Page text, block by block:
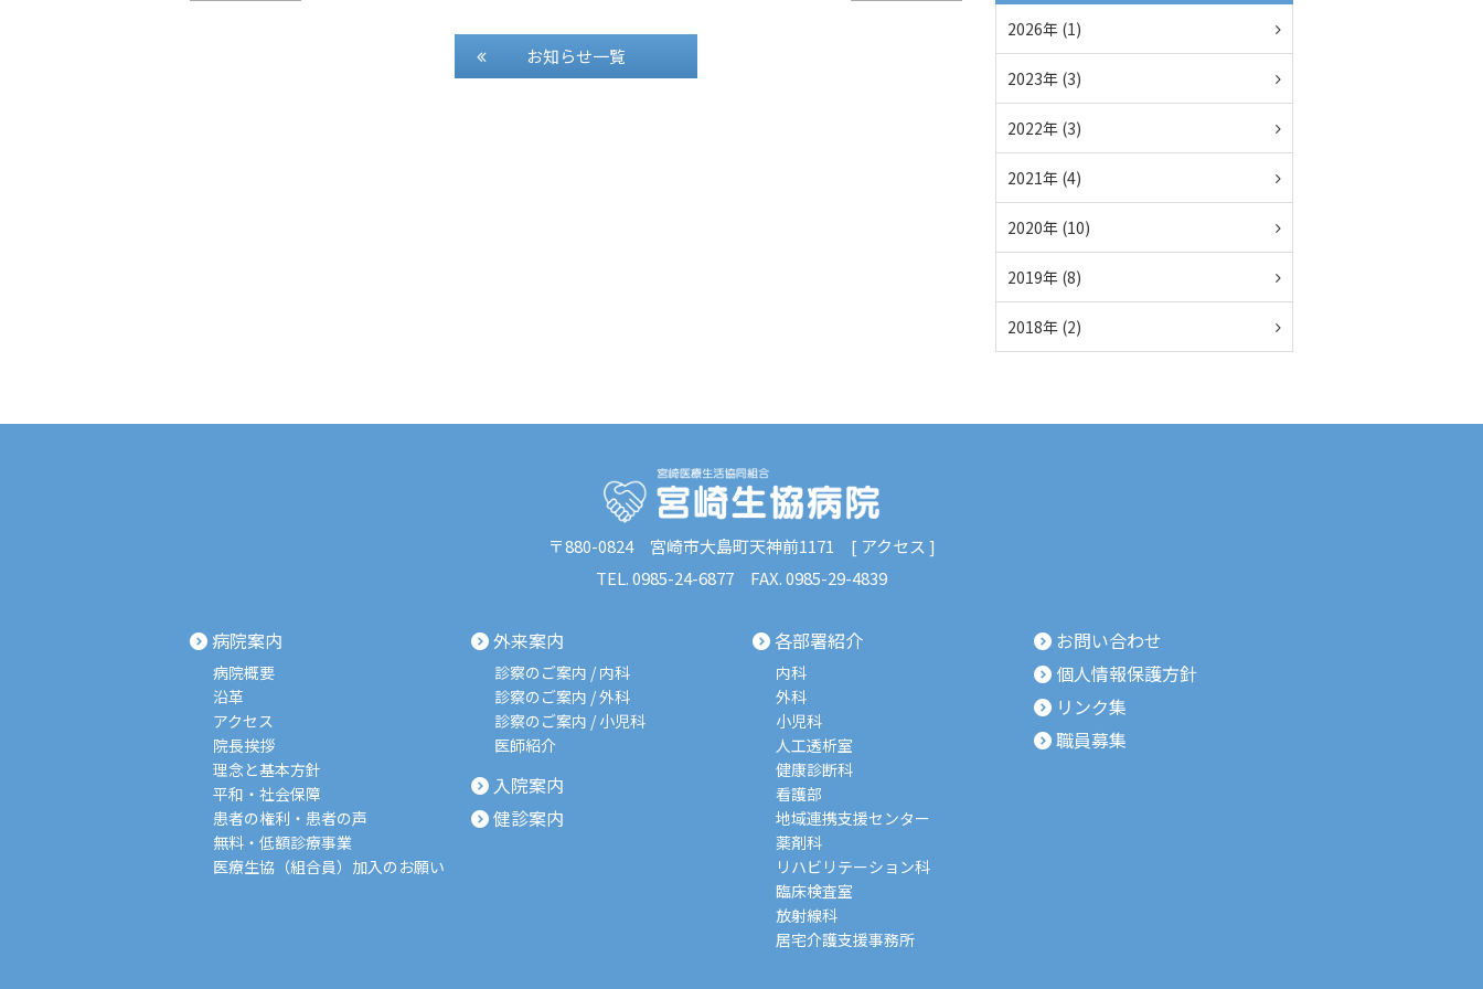
お知らせ一覧
2026年 (1)
2023年 (3)
2022年 (3)
2021年 (4)
2020年 (10)
2019年 (8)
2018年 (2)
〒880-0824 宮崎市大島町天神前1171 [ アクセス ]
TEL.0985-24-6877 FAX. 0985-29-4839
病院案内
病院概要
沿革
アクセス
院長挨拶
理念と基本方針
平和・社会保障
患者の権利・患者の声
無料・低額診療事業
医療生協（組合員）加入のお願い
外来案内
診察のご案内 / 内科
診察のご案内 / 外科
診察のご案内 / 小児科
医師紹介
入院案内
健診案内
各部署紹介
内科
外科
小児科
人工透析室
健康診断科
看護部
地域連携支援センター
薬剤科
リハビリテーション科
臨床検査室
放射線科
居宅介護支援事務所
お問い合わせ
個人情報保護方針
リンク集
職員募集